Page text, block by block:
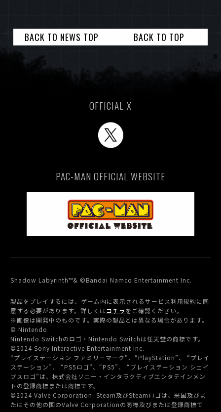
BACK TO NEWS TOP BACK TO TOP
OFFICIAL X
PAC-MAN OFFICIAL WEBSITE
Shadow Labyrinth™& ©Bandai Namco Entertainment Inc.
製品をプレイするには、ゲーム内に表示されるサービス利用規約に同
意する必要があります。詳しくはコチラをご確認ください。
※画像は開発中のものです。実際の製品とは異なる場合があります。
© Nintendo
Nintendo Switchのロゴ・Nintendo Switchは任天堂の商標です。
©2024 Sony Interactive Entertainment Inc.
“プレイステーション ファミリーマーク”、“PlayStation”、 “プレイ
ステーション”、 “PS5ロゴ”、“PS5”、 “プレイステーション シェイ
プスロゴ”は、 株式会社ソニー・インタラクティブエンタテインメン
トの登録商標または商標です。
©2024 Valve Corporation. Steam及びSteamロゴは、米国及びま
たはその他の国のValve Corporationの商標及びまたは登録商標で